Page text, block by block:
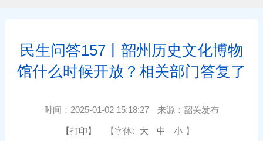
民生问答157丨韶州历史文化博物
馆什么时候开放？相关部门答复了
时间： 2025-01-02 15:18:27 来源： 韶关发布
【打印】 【字体: 大 中 小 】